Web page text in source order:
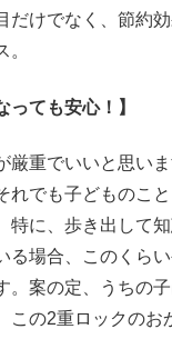
だけでなく、節約効
っても安心！】
厳重でいいと思い
れでも子どものこ
特に、歩き出して
る場合、このくら
。案の定、うちの
この2重ロックのお